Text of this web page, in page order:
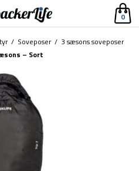
0
/ Soveposer/ 3 sæsons soveposer
– Sort